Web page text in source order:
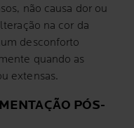
não causa dor ou
na cor da
desconforto
quando as
extensas.
PÓS-